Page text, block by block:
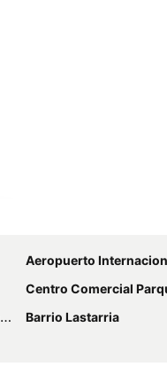
Aeropuerto Internacional Comodoro Arturo
Centro Comercial
Barrio Lastarria